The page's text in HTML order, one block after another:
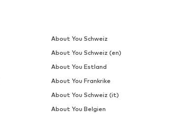
About You Schweiz
About You Schweiz (en)
About You Estland
About You Frankrike
About You Schweiz (it)
About You Belgien